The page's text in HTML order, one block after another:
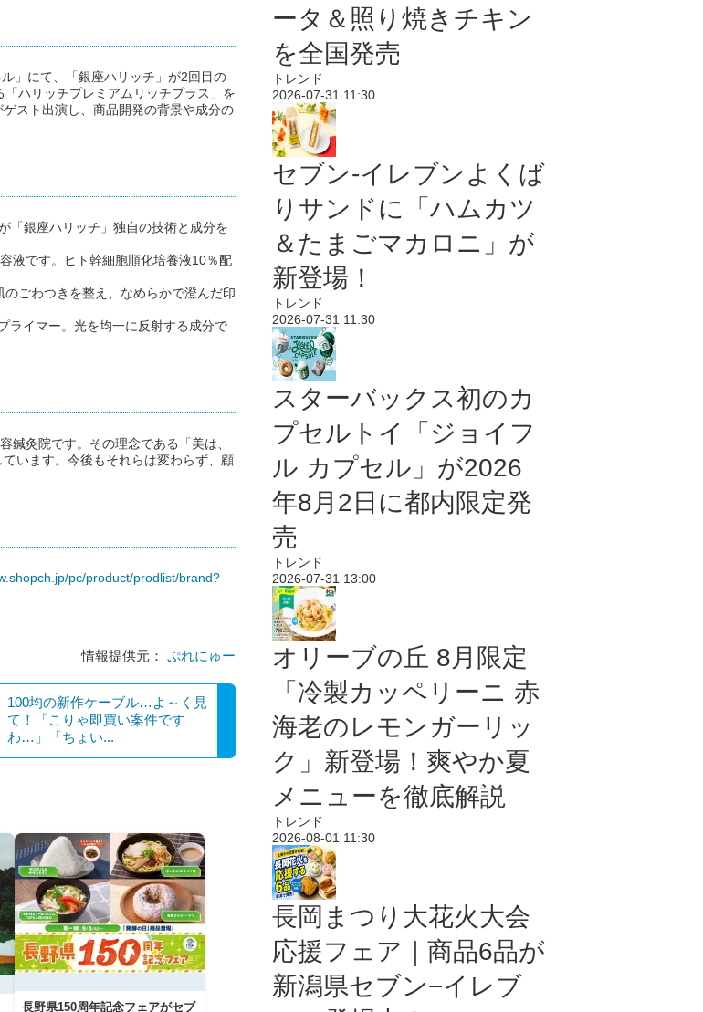
」にて、「銀座ハリッチ」が2回目の
ハリッチプレミアムリッチプラス」を
スト出演し、商品開発の背景や成分の
「銀座ハリッチ」独自の技術と成分を
液です。ヒト幹細胞順化培養液10％配
ごわつきを整え、なめらかで澄んだ印
ライマー。光を均一に反射する成分で
鍼灸院です。その理念である「美は、
います。今後もそれらは変わらず、顧
pc/product/prodlist/brand?
情報提供元： ぷれにゅー
100均の新作ケーブル…よ～く見
て！「こりゃ即買い案件です
わ…」「ちょい...
長野県150周年記念フェアがセブ
ータ＆照り焼きチキン
を全国発売
トレンド
2026-07-31 11:30
セブン‐イレブンよくば
りサンドに「ハムカツ
＆たまごマカロニ」が
新登場！
トレンド
2026-07-31 11:30
スターバックス初のカ
プセルトイ「ジョイフ
ル カプセル」が2026
年8月2日に都内限定発
売
トレンド
2026-07-31 13:00
オリーブの丘 8月限定
「冷製カッペリーニ 赤
海老のレモンガーリッ
ク」新登場！爽やか夏
メニューを徹底解説
トレンド
2026-08-01 11:30
長岡まつり大花火大会
応援フェア｜商品6品が
新潟県セブン−イレブ